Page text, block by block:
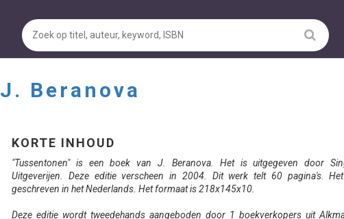
J. Beranova
KORTE INHOUD
"Tussentonen" is een boek van J. Beranova. Het is uitgegeven door
Uitgeverijen. Deze editie verscheen in 2004. Dit werk telt 60 pagina's.
geschreven in het Nederlands. Het formaat is 218x145x10.
Deze editie wordt tweedehands aangeboden door 1 boekverkopers uit